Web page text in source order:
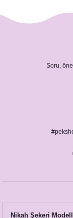
Okaliptus Kırmızı
Soru,
Nikah Şekeri